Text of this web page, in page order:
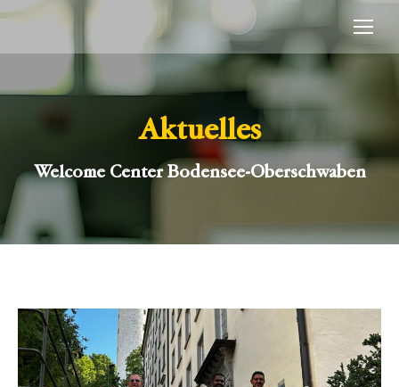
Aktuelles
Welcome Center Bodensee-Oberschwaben